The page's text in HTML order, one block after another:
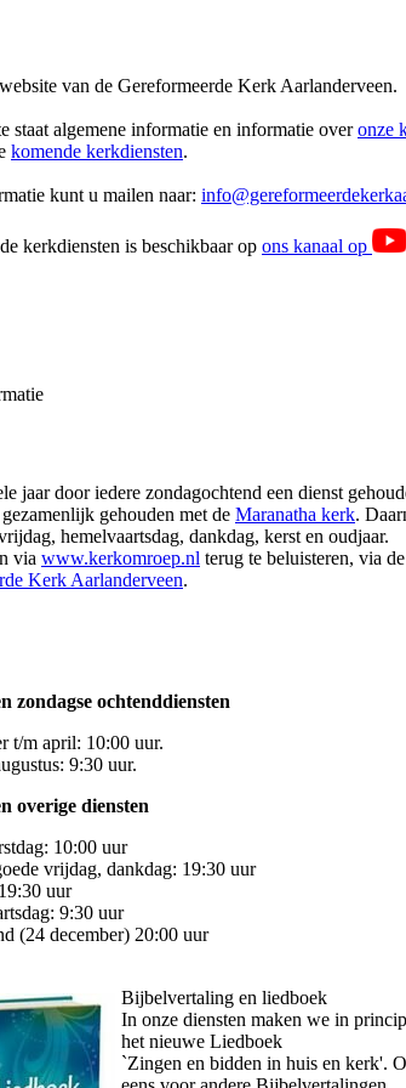
van de Gereformeerde Kerk Aarlanderveen.
staat algemene informatie en informatie overonze
komende kerkdiensten.
kunt u mailen naar:
kerkdiensten is beschikbaar op ons kanaal op
jaar door iedere zondagochtend een dienst
gehouden met de Maranatha kerk.
hemelvaartsdag, dankdag, kerst en oudjaar.
via www.kerkomroep.nl terug te beluisteren, via
Kerk Aarlanderveen.
zondagse ochtenddiensten
t/m april: 10:00 uur.
9:30 uur.
overige diensten
10:00 uur
vrijdag, dankdag: 19:30 uur
uur
9:30 uur
(24 december) 20:00 uur
Bijbelvertaling en liedboek
In onze diensten maken we in
het nieuwe Liedboek
`Zingen en bidden in huis en kerk'.